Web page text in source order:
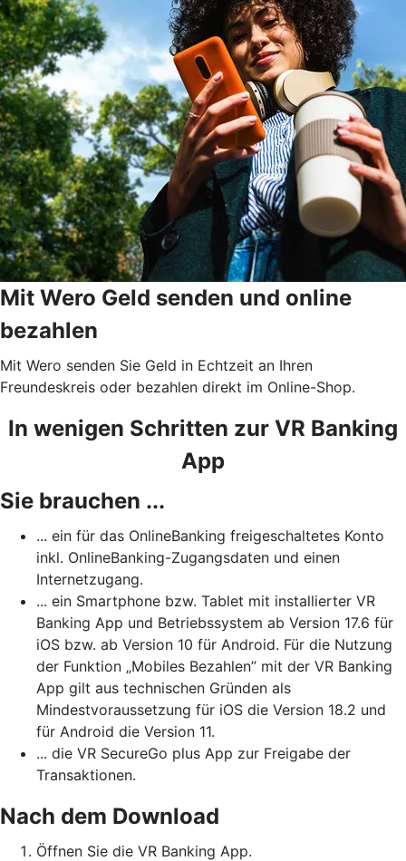
Mit Wero Geld senden und online
bezahlen
Mit Wero senden Sie Geld in Echtzeit an Ihren
Freundeskreis oder bezahlen direkt im Online-Shop.
In wenigen Schritten zur VR Banking
App
Sie brauchen ...
... ein für das OnlineBanking freigeschaltetes Konto
inkl. OnlineBanking-Zugangsdaten und einen
Internetzugang.
... ein Smartphone bzw. Tablet mit installierter VR
Banking App und Betriebssystem ab Version 17.6 für
iOS bzw. ab Version 10 für Android. Für die Nutzung
der Funktion „Mobiles Bezahlen” mit der VR Banking
App gilt aus technischen Gründen als
Mindestvoraussetzung für iOS die Version 18.2 und
für Android die Version 11.
... die VR SecureGo plus App zur Freigabe der
Transaktionen.
Nach dem Download
Öffnen Sie die VR Banking App.